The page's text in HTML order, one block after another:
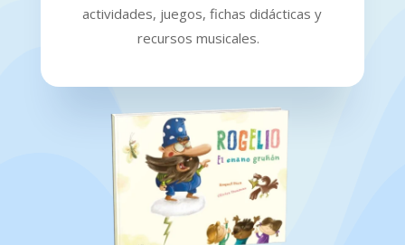
actividades, juegos, fichas didácticas y
recursos musicales.